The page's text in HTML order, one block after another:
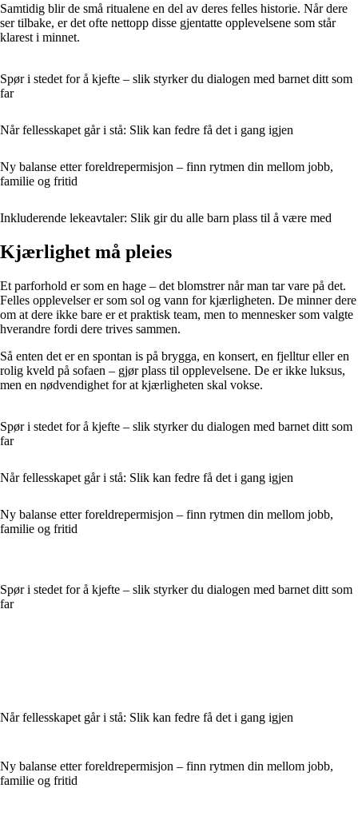
Samtidig blir de små ritualene en del av deres felles historie. Når dere
ser tilbake, er det ofte nettopp disse gjentatte opplevelsene som står
klarest i minnet.
Spør i stedet for å kjefte – slik styrker du dialogen med barnet ditt som
far
Når fellesskapet går i stå: Slik kan fedre få det i gang igjen
Ny balanse etter foreldrepermisjon – finn rytmen din mellom jobb,
familie og fritid
Inkluderende lekeavtaler: Slik gir du alle barn plass til å være med
Kjærlighet må pleies
Et parforhold er som en hage – det blomstrer når man tar vare på det.
Felles opplevelser er som sol og vann for kjærligheten. De minner dere
om at dere ikke bare er et praktisk team, men to mennesker som valgte
hverandre fordi dere trives sammen.
Så enten det er en spontan is på brygga, en konsert, en fjelltur eller en
rolig kveld på sofaen – gjør plass til opplevelsene. De er ikke luksus,
men en nødvendighet for at kjærligheten skal vokse.
Spør i stedet for å kjefte – slik styrker du dialogen med barnet ditt som
far
Når fellesskapet går i stå: Slik kan fedre få det i gang igjen
Ny balanse etter foreldrepermisjon – finn rytmen din mellom jobb,
familie og fritid
Spør i stedet for å kjefte – slik styrker du dialogen med barnet ditt som
far
Når fellesskapet går i stå: Slik kan fedre få det i gang igjen
Ny balanse etter foreldrepermisjon – finn rytmen din mellom jobb,
familie og fritid